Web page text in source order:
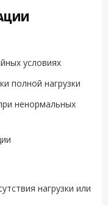
условиях
полной нагрузки
ненормальных
нагрузки или